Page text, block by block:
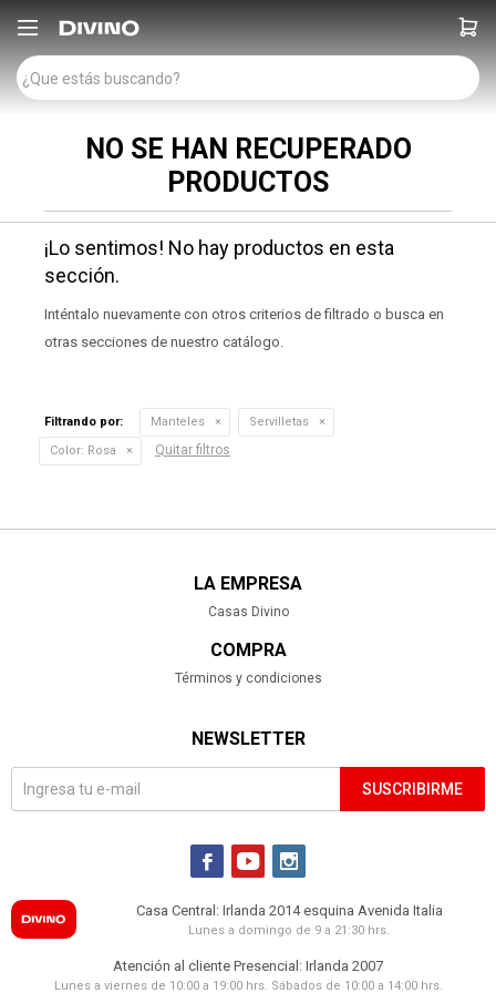

NO SE HAN RECUPERADO
PRODUCTOS
¡Lo sentimos! No hay productos en esta
sección.
Inténtalo nuevamente con otros criterios de filtrado o busca en
otras secciones de nuestro catálogo.
Filtrando por: Manteles
Servilletas
Color: Rosa Quitar filtros
LA EMPRESA
Casas Divino
COMPRA
Términos y condiciones
NEWSLETTER
SUSCRIBIRME
  
Casa Central: Irlanda 2014 esquina Avenida Italia
Lunes a domingo de 9 a 21:30 hrs.
Atención al cliente Presencial: Irlanda 2007
Lunes a viernes de 10:00 a 19:00 hrs. Sábados de 10:00 a 14:00 hrs.